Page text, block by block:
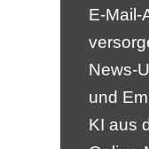
E-Mail-
News-
und
KI aus